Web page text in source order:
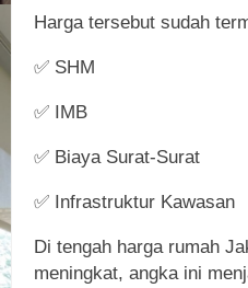
Harga tersebut sudah
✅ SHM
✅ IMB
✅ Biaya Surat-Surat
✅ Infrastruktur Kawasan
Di tengah harga rumah
meningkat, angka ini